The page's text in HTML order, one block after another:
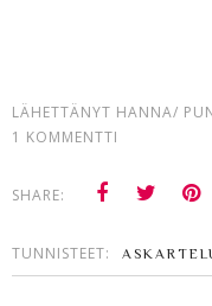
LÄHETTÄNYT HANNA/
1 KOMMENTTI
SHARE:
TUNNISTEET: